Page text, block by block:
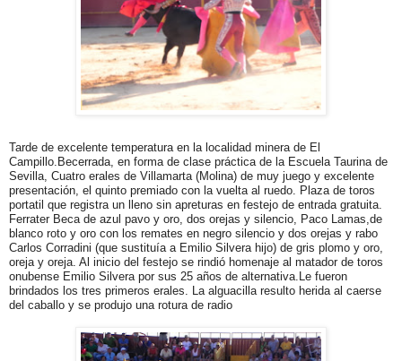
Tarde de excelente temperatura en la localidad minera de El
Campillo.Becerrada, en forma de clase práctica de la Escuela Taurina de
Sevilla, Cuatro erales de Villamarta (Molina) de muy juego y excelente
presentación, el quinto premiado con la vuelta al ruedo. Plaza de toros
portatil que registra un lleno sin apreturas en festejo de entrada gratuita.
Ferrater Beca de azul pavo y oro, dos orejas y silencio, Paco Lamas,de
blanco roto y oro con los remates en negro silencio y dos orejas y rabo
Carlos Corradini (que sustituía a Emilio Silvera hijo) de gris plomo y oro,
oreja y oreja. Al inicio del festejo se rindió homenaje al matador de toros
onubense Emilio Silvera por sus 25 años de alternativa.Le fueron
brindados los tres primeros erales. La alguacilla resulto herida al caerse
del caballo y se produjo una rotura de radio